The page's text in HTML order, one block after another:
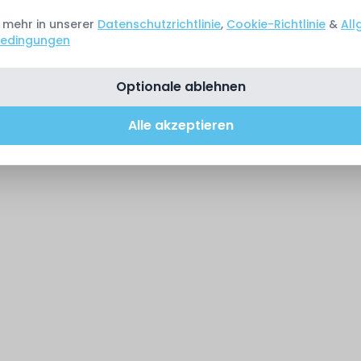
in unserer Datenschutzrichtlinie, Cookie-Richtlinie &
Optionale ablehnen
Alle akzeptieren